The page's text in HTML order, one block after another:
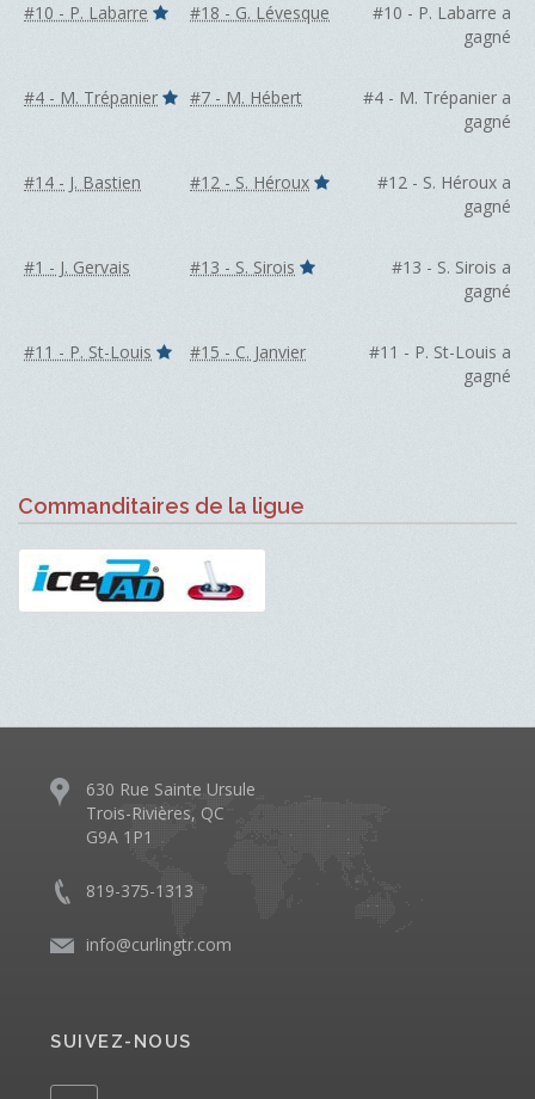
#10 - P. Labarre #18 - G. Lévesque
#10 - P. Labarre a
gagné
#4 - M. Trépanier #7 - M. Hébert
#4 - M. Trépanier a
gagné
#14 - J. Bastien #12 - S. Héroux
#12 - S. Héroux a
gagné
#1 - J. Gervais #13 - S. Sirois
#13 - S. Sirois a
gagné
#11 - P. St-Louis #15 - C. Janvier
#11 - P. St-Louis a
gagné
Commanditaires de la ligue
630 Rue Sainte Ursule
Trois-Rivières, QC
G9A 1P1
819-375-1313
info@curlingtr.com
SUIVEZ-NOUS